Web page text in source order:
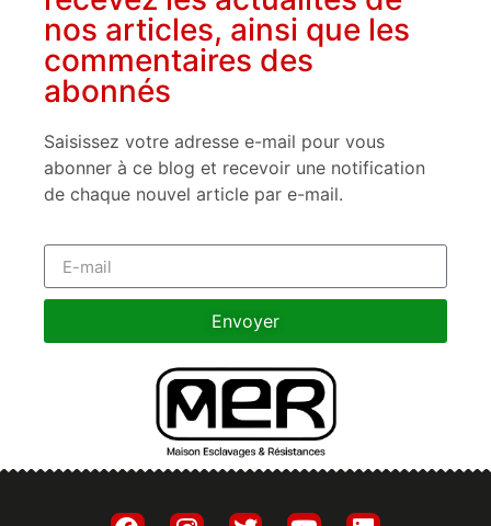
nos articles, ainsi que les
commentaires des
abonnés
Saisissez votre adresse e-mail pour vous
abonner à ce blog et recevoir une notification
de chaque nouvel article par e-mail.
Envoyer